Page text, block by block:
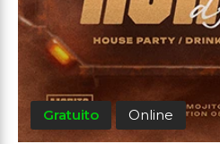
Gratuito Online